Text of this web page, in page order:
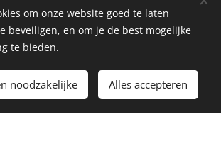
©2021 wildTgroei
doorWebnode Cookies
gratis website. Begin
om onze website goed te laten
beveiligen, en om je de best mogelijke
te bieden.
noodzakelijke Alles accepteren